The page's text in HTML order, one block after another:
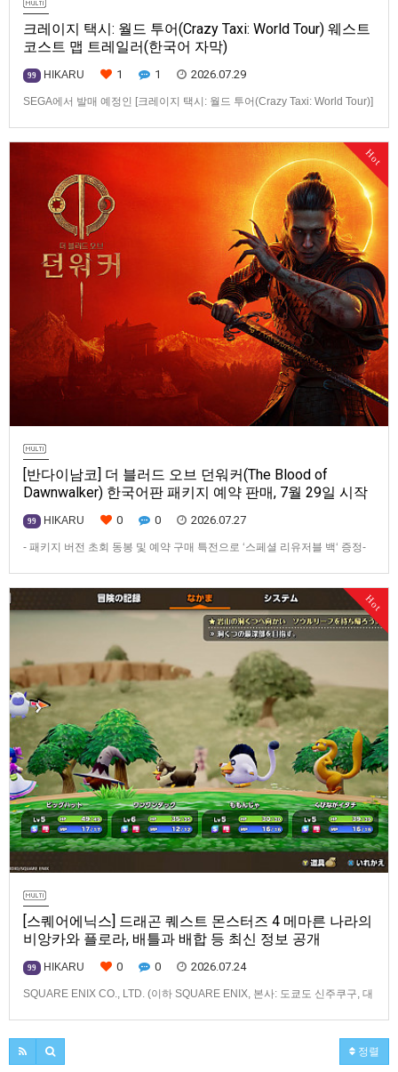
크레이지 택시: 월드 투어(Crazy Taxi: World Tour) 웨스트
코스트 맵 트레일러(한국어 자막)
99 HIKARU 1 1 2026.07.29
SEGA에서 발매 예정인 [크레이지 택시: 월드 투어(Crazy Taxi: World Tour)]
Hot
[반다이남코] 더 블러드 오브 던워커(The Blood of
Dawnwalker) 한국어판 패키지 예약 판매, 7월 29일 시작
99 HIKARU 0 0 2026.07.27
- 패키지 버전 초회 동봉 및 예약 구매 특전으로 ‘스페셜 리유저블 백‘ 증정-
브 던워커’(한국어판)의 패키지 예약 판매를 2026년 7월 29일(수) 시작한다
고 발표했다.■ 패키지 버전 초회 동봉 및 …
Hot
[스퀘어에닉스] 드래곤 퀘스트 몬스터즈 4 메마른 나라의
비앙카와 플로라, 배틀과 배합 등 최신 정보 공개
99 HIKARU 0 0 2026.07.24
SQUARE ENIX CO., LTD. (이하 SQUARE ENIX, 본사: 도쿄도 신주쿠구, 대
와 플로라』(대응 기종: Nintendo Switch™ 2/Nintendo
Switch™/PlayStation®…
정렬